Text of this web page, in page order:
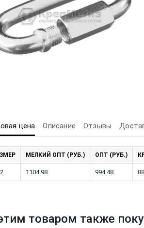
цена Описание Отзывы
МЕЛКИЙ ОПТ (РУБ.) ОПТ (РУБ.)
1104.98 994.48
товаром также